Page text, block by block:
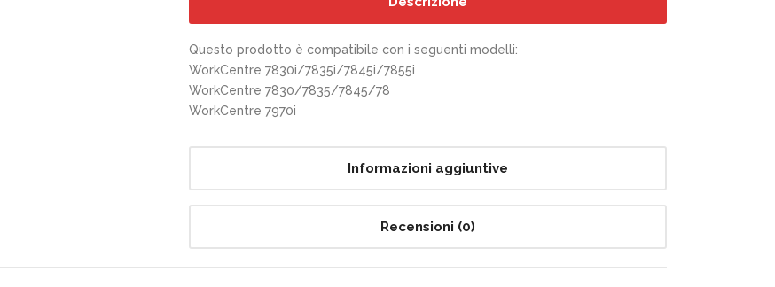
Questo prodotto è compatibile con i seguenti modelli:
WorkCentre 7830i/7835i/7845i/7855i
WorkCentre 7830/7835/7845/78
WorkCentre 7970i
Informazioni aggiuntive
Recensioni (0)